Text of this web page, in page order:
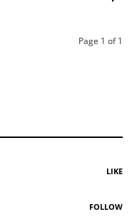
Page 1 of 1
LIKE
FOLLOW